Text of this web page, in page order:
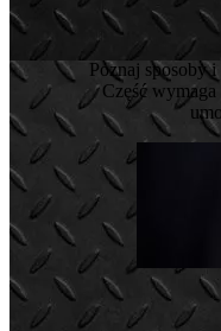
Poznaj sposoby
Część